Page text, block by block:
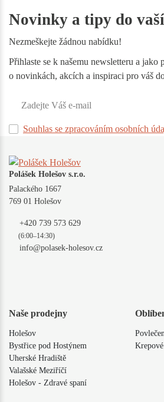
Novinky a tipy do
Nezmeškejte žádnou nabídku!
Přihlaste se k našemu newsletteru a jako
o novinkách, akcích a inspiraci pro váš
Souhlas se zpracováním osobních
Polášek Holešov s.r.o.
Palackého 1667
769 01 Holešov
+420 739 573 629
(6:00–14:30)
info@polasek-holesov.cz
Naše prodejny
Holešov
Bystřice pod Hostýnem
Uherské Hradiště
Valašské Meziříčí
Holešov - Zdravé spaní